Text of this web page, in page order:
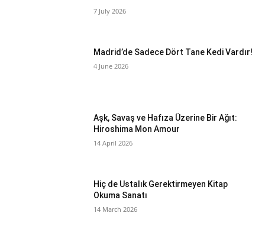
7 July 2026
Madrid’de Sadece Dört Tane Kedi Vardır!
4 June 2026
Aşk, Savaş ve Hafıza Üzerine Bir Ağıt:
Hiroshima Mon Amour
14 April 2026
Hiç de Ustalık Gerektirmeyen Kitap
Okuma Sanatı
14 March 2026